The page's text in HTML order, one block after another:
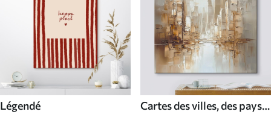
Légendé
Cartes des villes, des pays